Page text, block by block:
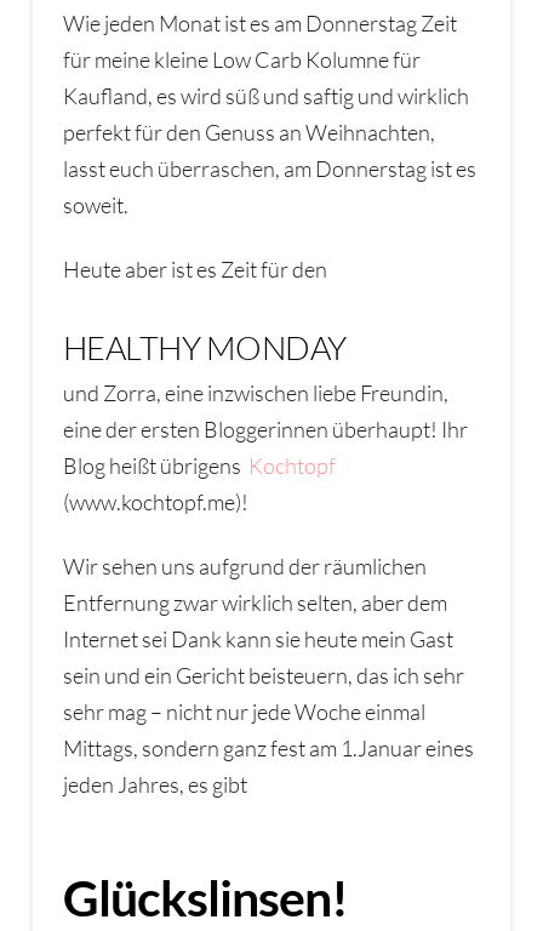
Wie jeden Monat ist es am Donnerstag Zeit
für meine kleine Low Carb Kolumne für
Kaufland, es wird süß und saftig und wirklich
perfekt für den Genuss an Weihnachten,
lasst euch überraschen, am Donnerstag ist es
soweit.
Heute aber ist es Zeit für den
HEALTHY MONDAY
und Zorra, eine inzwischen liebe Freundin,
eine der ersten Bloggerinnen überhaupt! Ihr
Blog heißt übrigens Kochtopf
(www.kochtopf.me)!
Wir sehen uns aufgrund der räumlichen
Entfernung zwar wirklich selten, aber dem
Internet sei Dank kann sie heute mein Gast
sein und ein Gericht beisteuern, das ich sehr
sehr mag – nicht nur jede Woche einmal
Mittags, sondern ganz fest am 1.Januar eines
jeden Jahres, es gibt
Glückslinsen!